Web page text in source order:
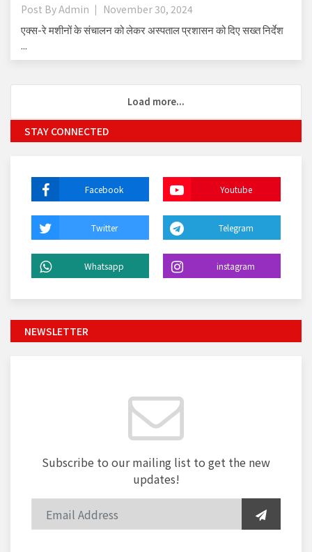
Post ByAdmin November 30, 2024
एक्स-रे मशीनों के संचालन को लेकर अस्पताल प्रशासन को दिए सख्त निर्देश
...
Load more...
STAY CONNECTED
Facebook Youtube
Twitter Telegram
Whatsapp instagram
NEWSLETTER
Subscribe to our mailing list to get the new
updates!